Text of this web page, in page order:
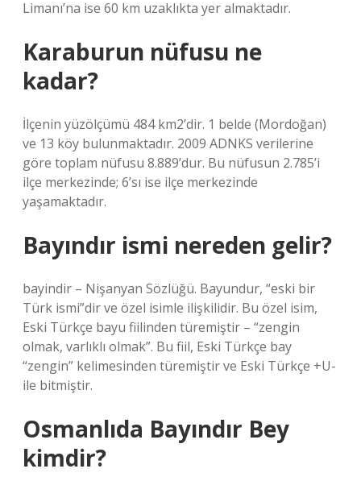
Limanı’na ise 60 km uzaklıkta yer almaktadır.
Karaburun nüfusu ne
kadar?
İlçenin yüzölçümü 484 km2’dir. 1 belde (Mordoğan)
ve 13 köy bulunmaktadır. 2009 ADNKS verilerine
göre toplam nüfusu 8.889’dur. Bu nüfusun 2.785’i
ilçe merkezinde; 6’sı ise ilçe merkezinde
yaşamaktadır.
Bayındır ismi nereden gelir?
bayindir – Nişanyan Sözlüğü. Bayundur, “eski bir
Türk ismi”dir ve özel isimle ilişkilidir. Bu özel isim,
Eski Türkçe bayu fiilinden türemiştir – “zengin
olmak, varlıklı olmak”. Bu fiil, Eski Türkçe bay
“zengin” kelimesinden türemiştir ve Eski Türkçe +U-
ile bitmiştir.
Osmanlıda Bayındır Bey
kimdir?